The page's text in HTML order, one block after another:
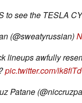
to see the TESLA
(@sweatyrussian)
lineups awfully
pic.twitter.com/
Patane